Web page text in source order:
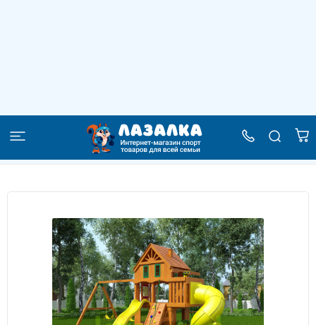
Спортивные комплексы (детские площадки для дачи)
Детская площадка IgraGrad "Шато 2 с трубой" (Домик)